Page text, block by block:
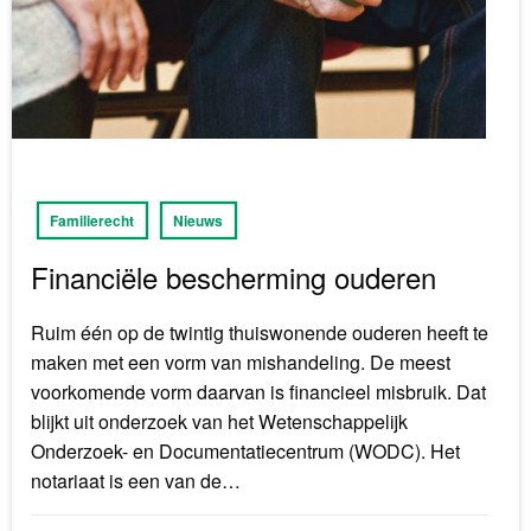
Familierecht Nieuws
Financiële bescherming ouderen
Ruim één op de twintig thuiswonende ouderen heeft te
maken met een vorm van mishandeling. De meest
voorkomende vorm daarvan is financieel misbruik. Dat
blijkt uit onderzoek van het Wetenschappelijk
Onderzoek- en Documentatiecentrum (WODC). Het
notariaat is een van de…